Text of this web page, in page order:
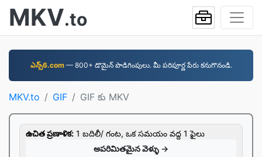
MKV.to
ఎన్స్6.com—⁠ 800+ డొమైన్ పొడిగింపులు. మీ పరిపూర్ణ పేరు కనుగొనండి.
MKV.to GIF GIF కు MKV
ఉచిత ప్రణాళిక: 1 బదిలీ/ గంట, ఒక సమయం వద్ద 1 ఫైలు
అపరిమితమైన వెళ్ళు →